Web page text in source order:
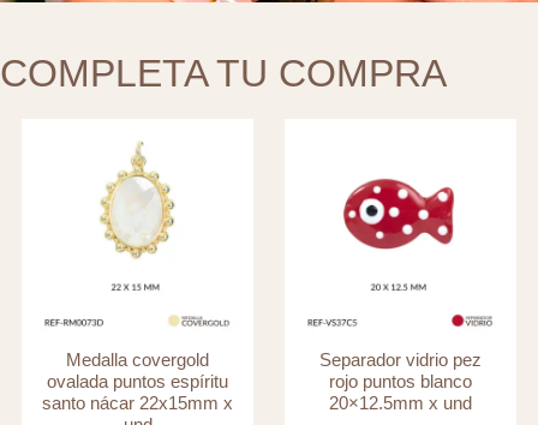
COMPLETA TU COMPRA
Medalla covergold
ovalada puntos espíritu
santo nácar 22x15mm x
Separador vidrio pez
rojo puntos blanco
20×12.5mm x und